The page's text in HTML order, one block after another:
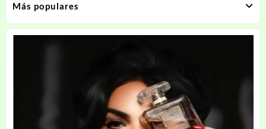
Más populares